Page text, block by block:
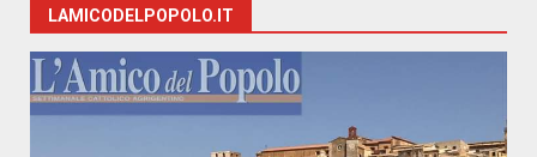
LAMICODELPOPOLO.IT